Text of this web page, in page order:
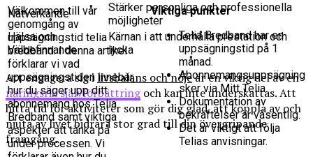
Nätverkande
Stärker personliga och professionella
möjligheter
Hälsa och
Välbefinnande
Kärnan i att underhålla prestation och
lycka
Att engagera sig ilivsbalans och nöjeär en viktig del av en
näringsrik självförbättringoch kan inte underskattas. Att
hitta tid för aktiviteter som gör dig glad, att koppla av och
njuta av livet bidrar i stor grad till din övergripande
framgång.
Välkommen till vår
genomgång av
uppsägningstid telia
bredband. I denna artikel
förklarar vi vad
uppsägningstiden innebär,
hur du säger upp ditt
abonnemang hos Telia
Bredband samt viktiga
aspekter att tänka på
under processen. Vi
Viktiga punkter
Telia Bredband har en
uppsägningstid på 1
månad.
Abonnemangsuppsägning
sker via Mitt Telia.
Dokumentation av
bekräftelser är väsentlig.
Det är viktigt att följa
Telias anvisningar.